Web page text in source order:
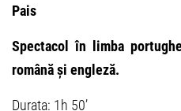
Pais
Spectacol în limba
română și engleză.
Durata: 1h 50’